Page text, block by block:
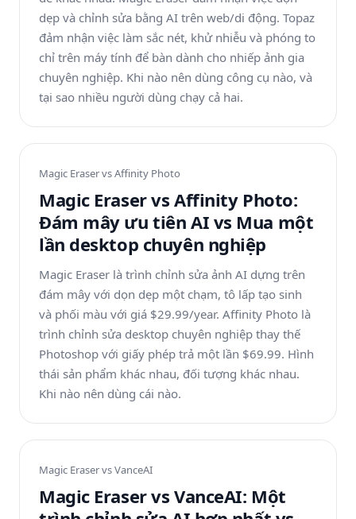
dẹp và chỉnh sửa bằng AI trên web/di động. Topaz
đảm nhận việc làm sắc nét, khử nhiễu và phóng to
chỉ trên máy tính để bàn dành cho nhiếp ảnh gia
chuyên nghiệp. Khi nào nên dùng công cụ nào, và
tại sao nhiều người dùng chạy cả hai.
Magic Eraser vsAffinity Photo
Magic Eraser vs Affinity Photo:
Đám mây ưu tiên AI vs Mua một
lần desktop chuyên nghiệp
Magic Eraser là trình chỉnh sửa ảnh AI dựng trên
đám mây với dọn dẹp một chạm, tô lấp tạo sinh
và phối màu với giá $29.99/year. Affinity Photo là
trình chỉnh sửa desktop chuyên nghiệp thay thế
Photoshop với giấy phép trả một lần $69.99. Hình
thái sản phẩm khác nhau, đối tượng khác nhau.
Khi nào nên dùng cái nào.
Magic Eraser vsVanceAI
Magic Eraser vs VanceAI: Một